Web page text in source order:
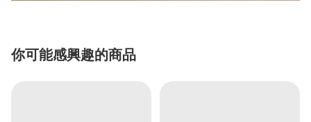
你可能感興趣的商品